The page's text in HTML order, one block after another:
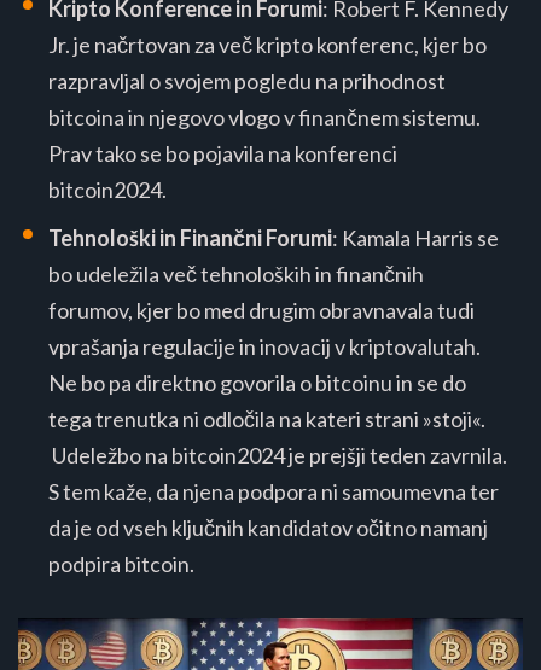
Kripto Konference in Forumi: Robert F. Kennedy
Jr. je načrtovan za več kripto konferenc, kjer bo
razpravljal o svojem pogledu na prihodnost
bitcoina in njegovo vlogo v finančnem sistemu​​.
Prav tako se bo pojavila na konferenci
bitcoin2024.
Tehnološki in Finančni Forumi: Kamala Harris se
bo udeležila več tehnoloških in finančnih
forumov, kjer bo med drugim obravnavala tudi
vprašanja regulacije in inovacij v kriptovalutah​​.
Ne bo pa direktno govorila o bitcoinu in se do
tega trenutka ni odločila na kateri strani »stoji«.
Udeležbo na bitcoin2024 je prejšji teden zavrnila.
S tem kaže, da njena podpora ni samoumevna ter
da je od vseh ključnih kandidatov očitno namanj
podpira bitcoin.